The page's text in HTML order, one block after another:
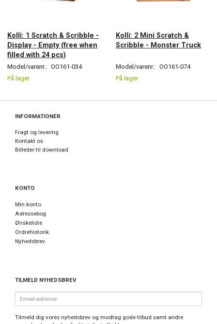
Kolli: 1 Scratch & Scribble -
Display - Empty (free when
filled with 24 pcs)
Model/varenr.: OO161-034
På lager
Kolli: 2 Mini Scratch &
Scribble - Monster Truck
Model/varenr.: OO161-074
På lager
INFORMATIONER
Fragt og levering
Kontakt os
Billeder til download
KONTO
Min konto
Adressebog
Ønskeliste
Ordrehistorik
Nyhedsbrev
TILMELD NYHEDSBREV
adresse
Tilmeld dig vores nyhedsbrev og modtag gode tilbud samt andre